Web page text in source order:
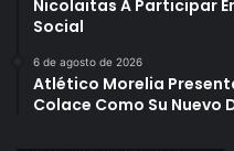
Nicolaitas A Participar
Social
6 de agosto de 2026
Atlético Morelia
Colace Como Su Nuevo